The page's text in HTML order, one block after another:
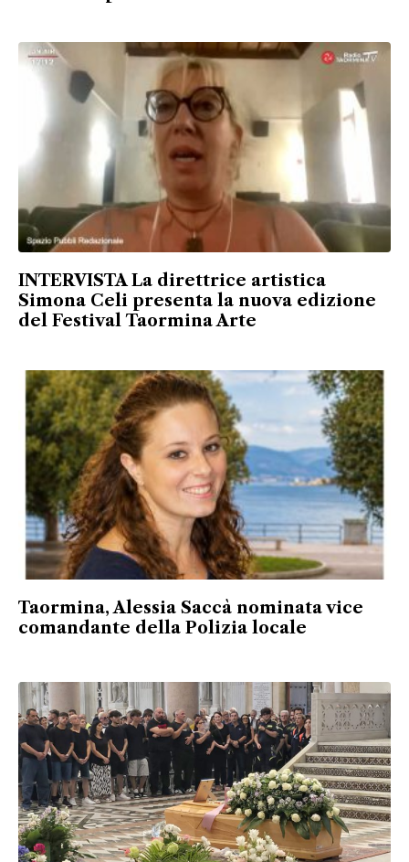
INTERVISTA La direttrice artistica
Simona Celi presenta la nuova edizione
del Festival Taormina Arte
Taormina, Alessia Saccà nominata vice
comandante della Polizia locale